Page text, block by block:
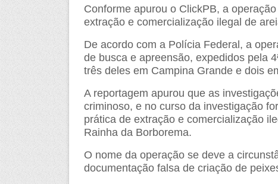
Conforme apurou o ClickPB, a
extração e comercialização ilegal de
De acordo com a Polícia Federal, a
de busca e apreensão, expedidos pela
três deles em Campina Grande e dois
A reportagem apurou que as
criminoso, e no curso da investigação
prática de extração e comercialização
Rainha da Borborema.
O nome da operação se deve a
documentação falsa de criação de